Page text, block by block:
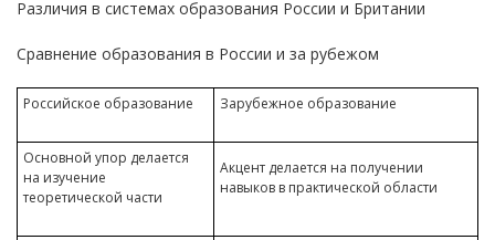
Различия в системах образования России и Британии
Сравнение образования в России и за рубежом
Российское образование Зарубежное образование
Основной упор делается
на изучение
теоретической части
Акцент делается на получении
навыков в практической области